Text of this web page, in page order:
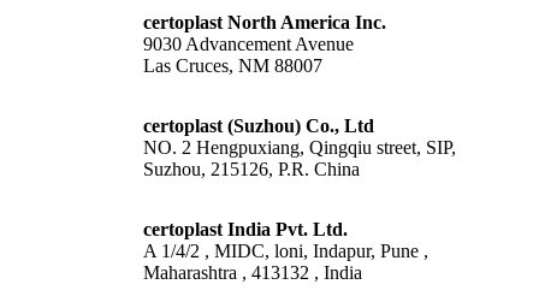
certoplast North America Inc.
9030 Advancement Avenue
Las Cruces, NM 88007
certoplast (Suzhou) Co., Ltd
NO. 2 Hengpuxiang, Qingqiu street, SIP,
Suzhou, 215126, P.R. China
certoplast India Pvt. Ltd.
A 1/4/2 , MIDC, loni, Indapur, Pune ,
Maharashtra , 413132 , India